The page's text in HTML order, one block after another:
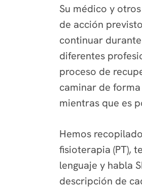
Su médico y
de acción
continuar
diferentes
proceso de
caminar de
mientras que es
Hemos
fisioterapia (PT),
lenguaje y habla
descripción de